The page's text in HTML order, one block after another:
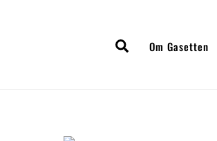
SearchOm Gasetten